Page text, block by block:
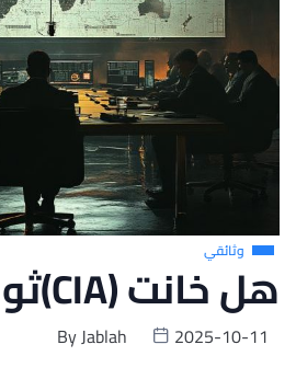
وثائقي
هل خانت (CIA)ثوار سوريا؟
ByJablah 2025-10-11